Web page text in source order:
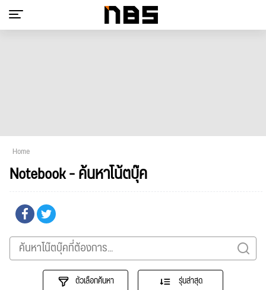
Home
Notebook - ค้นหาโน้ตบุ๊ค
ตัวเลือกค้นหา รุ่นล่าสุด